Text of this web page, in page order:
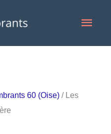
60 (Oise) / Les